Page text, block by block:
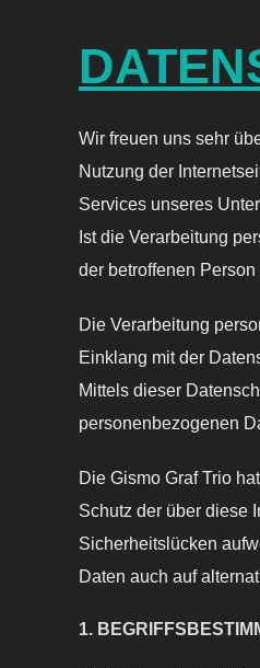
Wir freuen uns sehr
Nutzung der
Services unseres
Ist die Verarbeitung
der betroffenen Person
Die Verarbeitung
Einklang mit der
Mittels dieser
personenbezogenen
Die Gismo Graf Trio
Schutz der über diese
Sicherheitslücken
Daten auch auf
1.